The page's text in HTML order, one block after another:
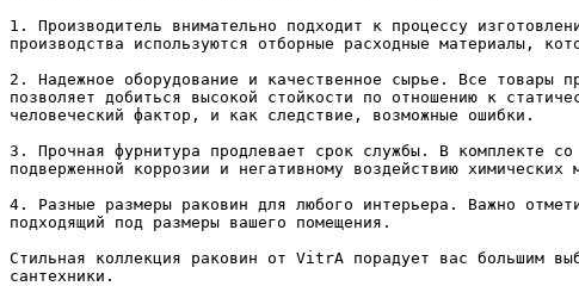
1. Производитель внимательно подходит к процессу
производства используются отборные расходные материалы,
2. Надежное оборудование и качественное сырье. Все товары
позволяет добиться высокой стойкости по отношению к
человеческий фактор, и как следствие, возможные ошибки.
3. Прочная фурнитура продлевает срок службы. В комплекте
подверженной коррозии и негативному воздействию химических
4. Разные размеры раковин для любого интерьера. Важно
подходящий под размеры вашего помещения.
Стильная коллекция раковин от VitrA порадует вас большим
сантехники.